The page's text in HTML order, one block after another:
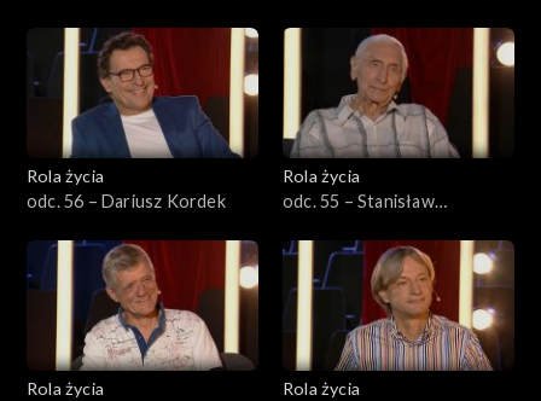
Rola życia
odc. 56 – Dariusz Kordek
Rola życia
odc. 55 – Stanisław
Rola życia
Rola życia